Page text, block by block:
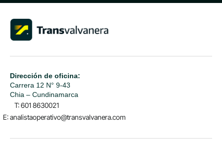
Dirección de oficina:
Carrera 12 N° 9-43
Chia – Cundinamarca
T: 601 8630021
E: analistaoperativo@transvalvanera.com